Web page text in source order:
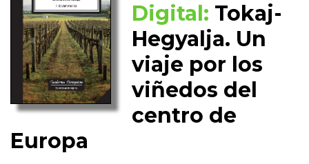
Digital: Tokaj-
Hegyalja. Un
viaje por los
viñedos del
centro de
Europa